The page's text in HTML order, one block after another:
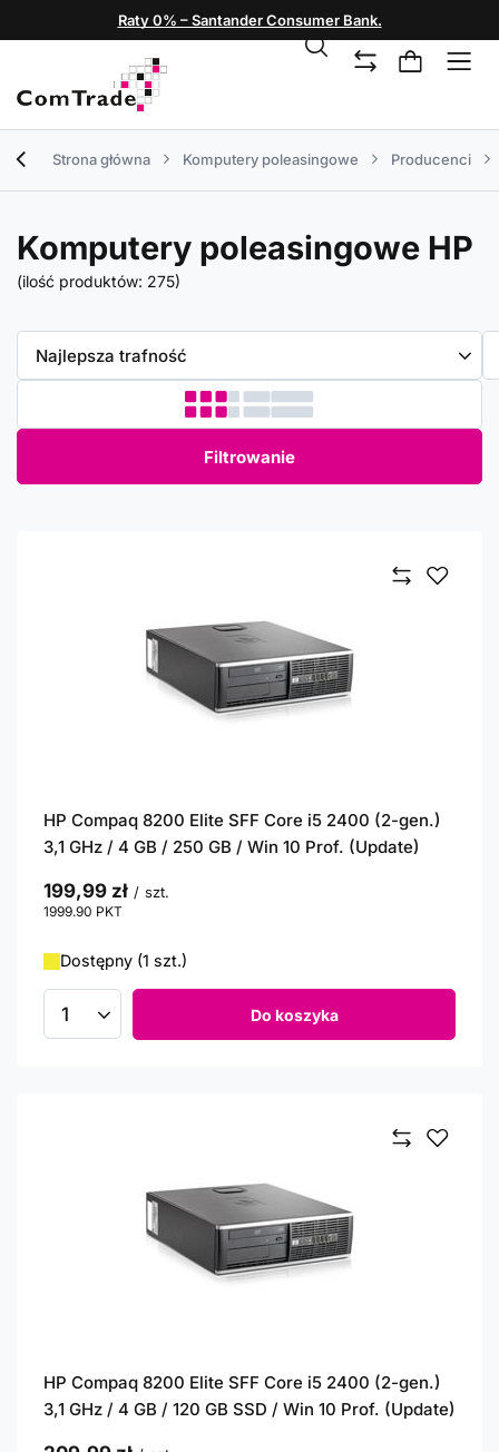
Raty 0% – Santander Consumer Bank.
Strona główna Komputery poleasingowe Producenci
Komputery poleasingowe HP
(ilość produktów: 275)
Zmień sortowanie
Najlepsza trafność
Filtrowanie
HP Compaq 8200 Elite SFF Core i5 2400 (2-gen.)
3,1 GHz / 4 GB / 250 GB / Win 10 Prof. (Update)
199,99 zł / szt.
1999.90 PKT
Dostępny (1 szt.)
Ilość produktów Do koszyka
HP Compaq 8200 Elite SFF Core i5 2400 (2-gen.)
3,1 GHz / 4 GB / 120 GB SSD / Win 10 Prof. (Update)